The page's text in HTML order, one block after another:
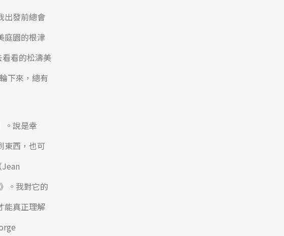
出發前總會
庭園的根津
看的松濤美
下來，總有
。說是幸
東西，也可
。我對它的
能真正理解